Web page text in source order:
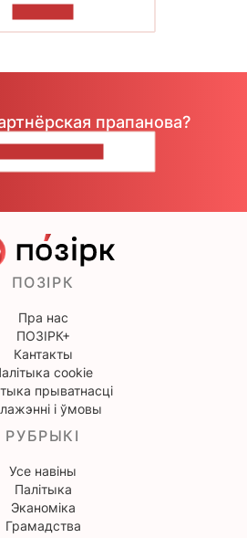
прапанова?
ПОЗІРК
Пра нас
ПОЗІРК+
Кантакты
cookie
прыватнасці
і ўмовы
РУБРЫКІ
Усе навіны
Палітыка
Эканоміка
Грамадства